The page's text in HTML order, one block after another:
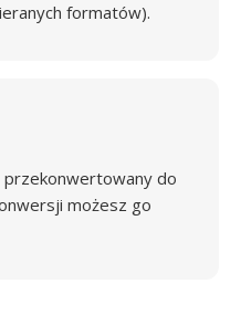
formatów).
przekonwertowany do
możesz go